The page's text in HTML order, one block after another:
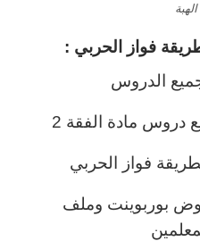
فواز الحربي :
الدروس
مادة الفقة 2
فواز الحربي
بوربوينت وملف